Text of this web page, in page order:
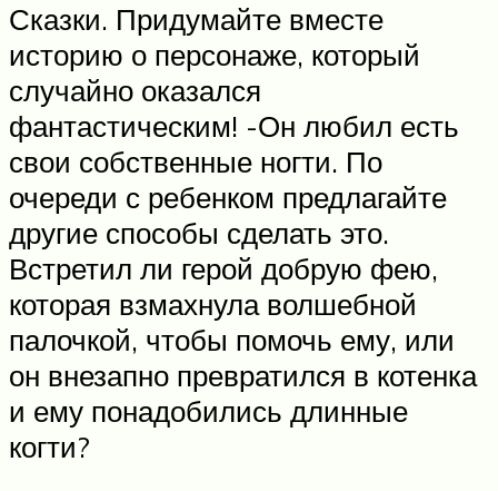
Сказки. Придумайте вместе
историю о персонаже, который
случайно оказался
фантастическим! -Он любил есть
свои собственные ногти. По
очереди с ребенком предлагайте
другие способы сделать это.
Встретил ли герой добрую фею,
которая взмахнула волшебной
палочкой, чтобы помочь ему, или
он внезапно превратился в котенка
и ему понадобились длинные
когти?